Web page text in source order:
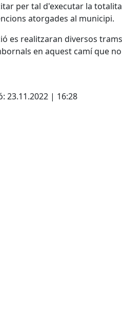
per tal d'executar la
atorgades al municipi.
es realitzaran diversos
en aquest camí que
23.11.2022 | 16:28